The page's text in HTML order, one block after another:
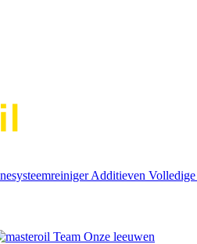
Additieven
Onze leeuwen